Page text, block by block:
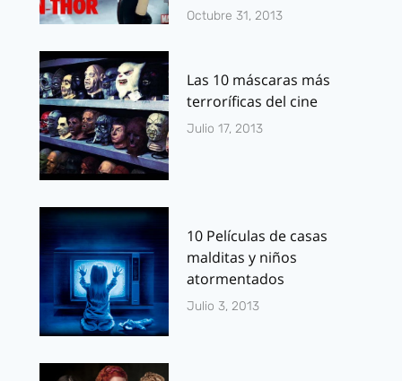
Octubre 31, 2013
Las 10 máscaras más
terroríficas del cine
Julio 17, 2013
10 Películas de casas
malditas y niños
atormentados
Julio 3, 2013